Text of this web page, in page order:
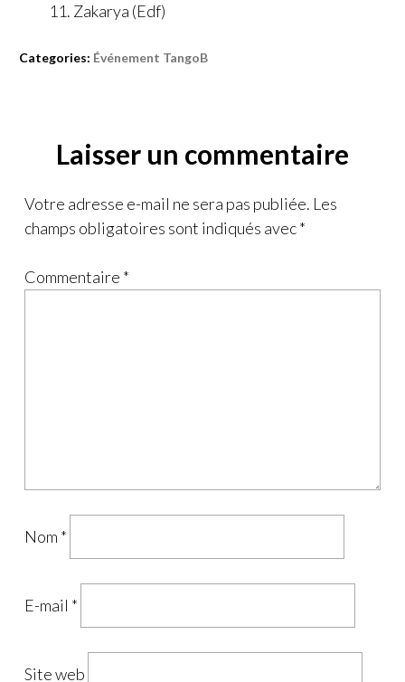
Zakarya (Edf)
Categories: Événement TangoB
Laisser un commentaire
Votre adresse e-mail ne sera pas publiée. Les
champs obligatoires sont indiqués avec*
Commentaire *
Nom *
E-mail *
Site web